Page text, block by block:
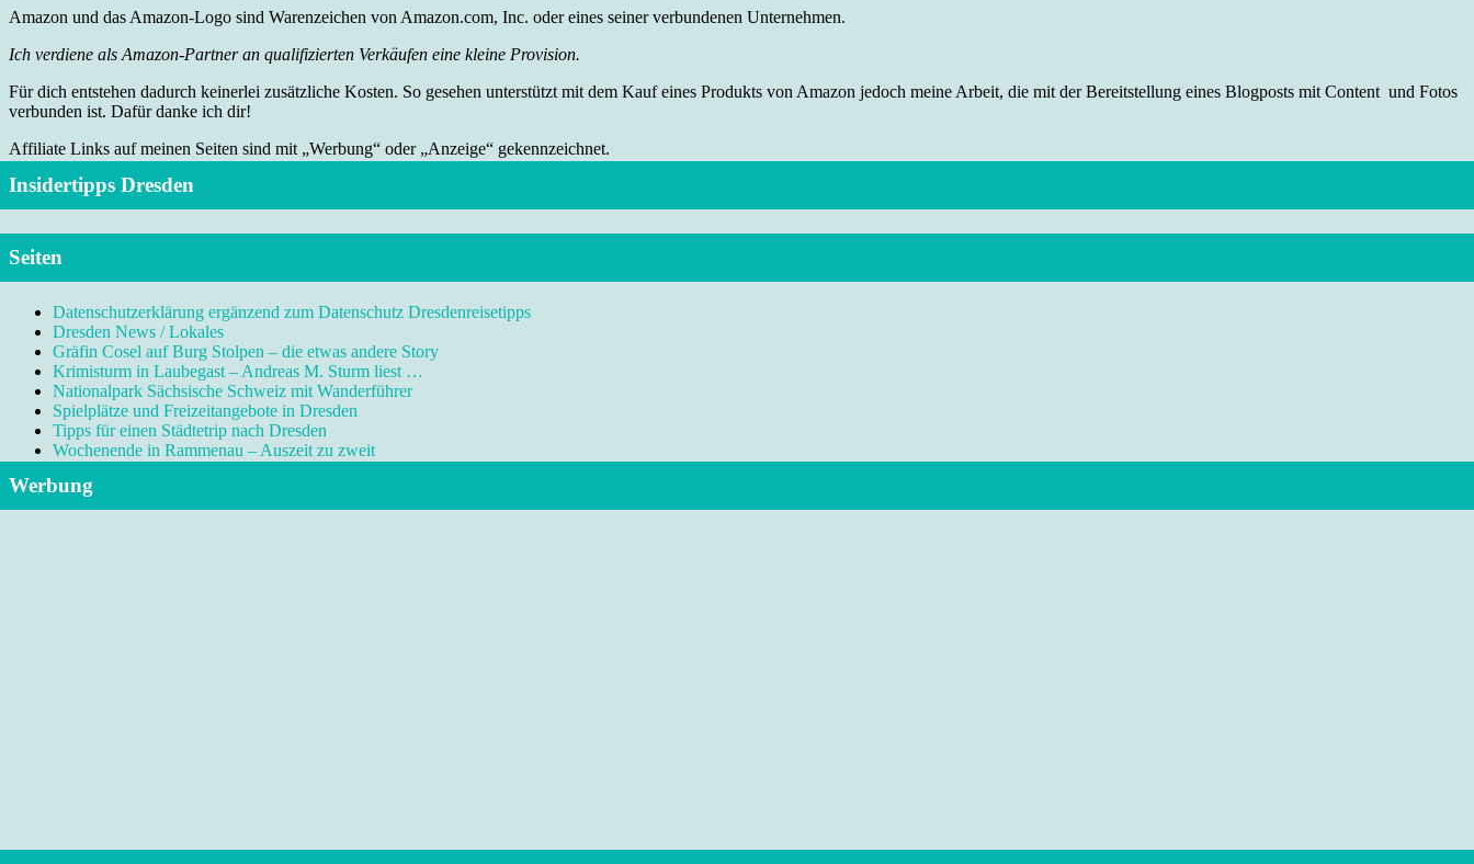
Amazon und das Amazon-Logo sind Warenzeichen von Amazon.com, Inc. oder eines seiner verbundenen Unternehmen.
Ich verdiene als Amazon-Partner an qualifizierten Verkäufen eine kleine Provision.
Für dich entstehen dadurch keinerlei zusätzliche Kosten. So gesehen unterstützt mit dem Kauf eines Produkts von Amazon jedoch meine Arbeit, die mit der Bereitstellung eines Blogposts mit Content und Fotos
verbunden ist. Dafür danke ich dir!
Affiliate Links auf meinen Seiten sind mit „Werbung“ oder „Anzeige“ gekennzeichnet.
Insidertipps Dresden
Seiten
Datenschutzerklärung ergänzend zum Datenschutz Dresdenreisetipps
Dresden News / Lokales
Gräfin Cosel auf Burg Stolpen – die etwas andere Story
Krimisturm in Laubegast – Andreas M. Sturm liest …
Nationalpark Sächsische Schweiz mit Wanderführer
Spielplätze und Freizeitangebote in Dresden
Tipps für einen Städtetrip nach Dresden
Wochenende in Rammenau – Auszeit zu zweit
Werbung